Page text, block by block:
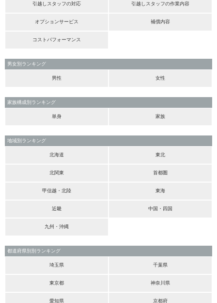
引越しスタッフの対応 引越しスタッフの作業内容
オプションサービス 補償内容
コストパフォーマンス
男女別ランキング
男性 女性
家族構成別ランキング
単身 家族
地域別ランキング
北海道 東北
北関東 首都圏
甲信越・北陸 東海
近畿 中国・四国
九州・沖縄
都道府県別別ランキング
埼玉県 千葉県
東京都 神奈川県
愛知県 京都府